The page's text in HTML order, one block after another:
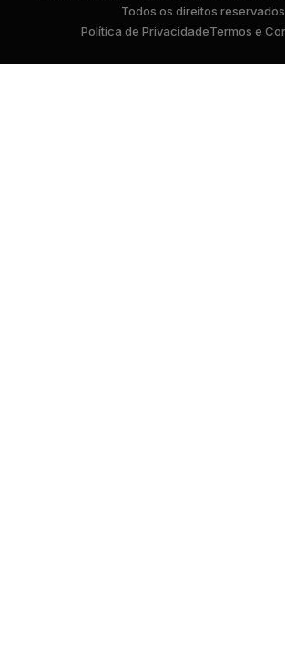
Todos os direitos
Política de PrivacidadeTermos e